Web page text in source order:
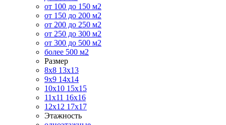
от 100 до 150 м2
от 150 до 200 м2
от 200 до 250 м2
от 250 до 300 м2
от 300 до 500 м2
более 500 м2
Размер
8х8 13х13
9х9 14х14
10х10 15х15
11x11 16х16
12х12 17х17
Этажность